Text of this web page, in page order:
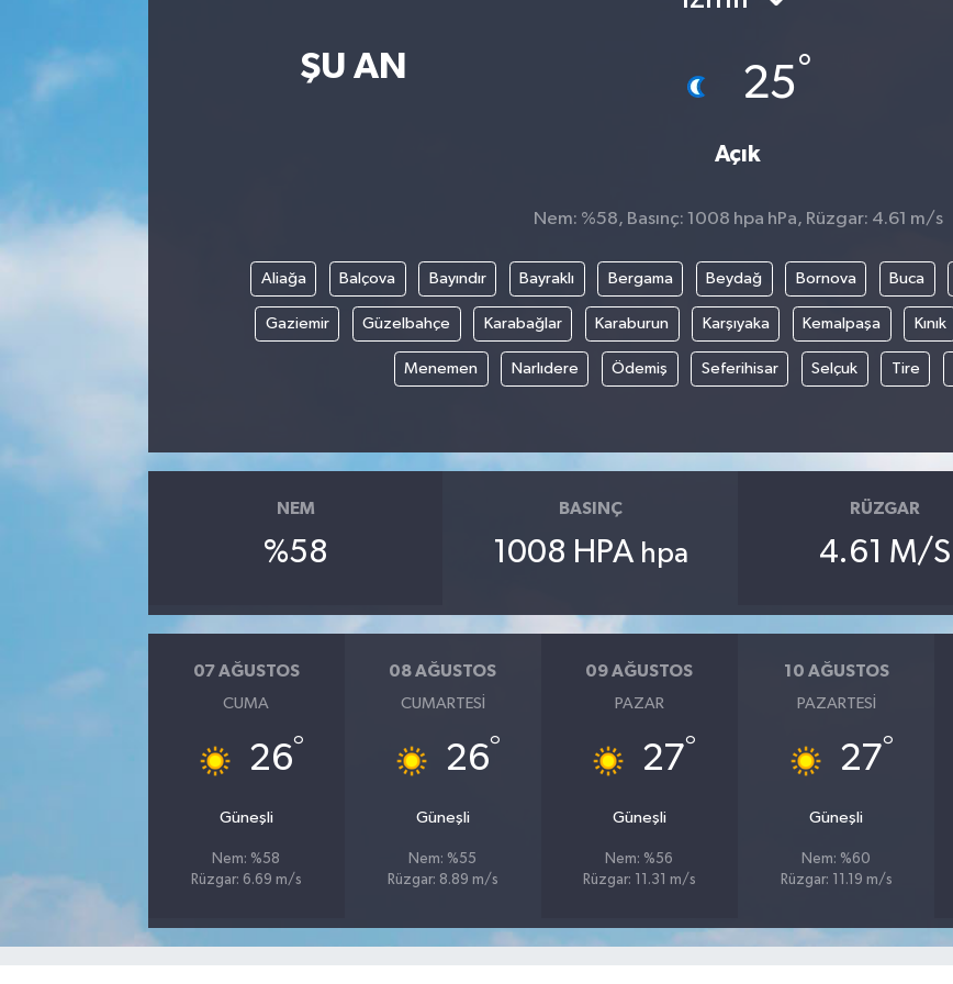
ŞU AN 25°
Açık
Nem: %58, Basınç: 1008 hpa hPa, Rüzgar: 4.61 m/s
Aliağa Balçova Bayındır Bayraklı Bergama Beydağ Bornova Buca
Gaziemir Güzelbahçe Karabağlar Karaburun Karşıyaka Kemalpaşa Kınık
Menemen Narlıdere Ödemiş Seferihisar Selçuk Tire
NEM
%58
BASINÇ
1008 HPA hpa
RÜZGAR
4.61 M/S
07 AĞUSTOS
CUMA
26°
Güneşli
Nem: %58
Rüzgar: 6.69 m/s
08 AĞUSTOS
CUMARTESI
26°
Güneşli
Nem: %55
Rüzgar: 8.89 m/s
09 AĞUSTOS
PAZAR
27°
Güneşli
Nem: %56
Rüzgar: 11.31 m/s
10 AĞUSTOS
PAZARTESI
27°
Güneşli
Nem: %60
Rüzgar: 11.19 m/s